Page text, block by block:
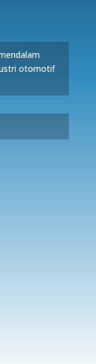
otomotif